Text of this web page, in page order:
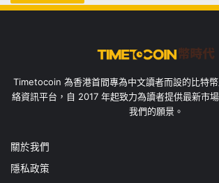
Timetocoin 為香港首間專為中文讀者而設的比特
絡資訊平台，自 2017 年起致力為讀者提供最新市
我們的願景。
關於我們
隱私政策